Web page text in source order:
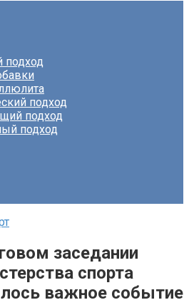
подход
подход
подход
подход
заседании
спорта
важное событие